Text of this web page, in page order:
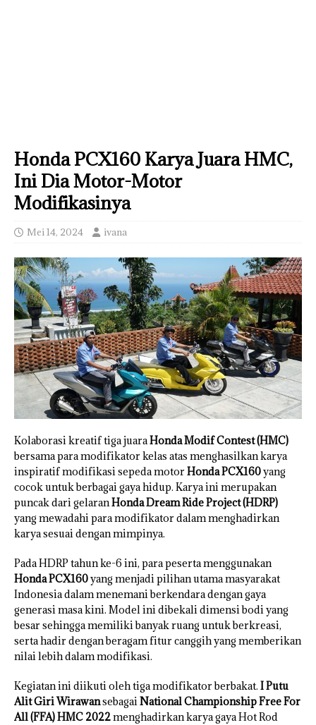
Honda PCX160 Karya Juara HMC,
Ini Dia Motor-Motor
Modifikasinya
Mei 14, 2024 ivana
Kolaborasi kreatif tiga juaraHonda Modif Contest (HMC)
bersama para modifikator kelas atas menghasilkan karya
inspiratif modifikasi sepeda motorHonda PCX160yang
cocok untuk berbagai gaya hidup. Karya ini merupakan
puncak dari gelaranHonda Dream Ride Project (HDRP)
yang mewadahi para modifikator dalam menghadirkan
karya sesuai dengan mimpinya.
Pada HDRP tahun ke-6 ini, para peserta menggunakan
Honda PCX160yang menjadi pilihan utama masyarakat
Indonesia dalam menemani berkendara dengan gaya
generasi masa kini. Model ini dibekali dimensi bodi yang
besar sehingga memiliki banyak ruang untuk berkreasi,
serta hadir dengan beragam fitur canggih yang memberikan
nilai lebih dalam modifikasi.
Kegiatan ini diikuti oleh tiga modifikator berbakat. I Putu
Alit Giri WirawansebagaiNational Championship Free For
All (FFA) HMC 2022menghadirkan karya gaya Hot Rod